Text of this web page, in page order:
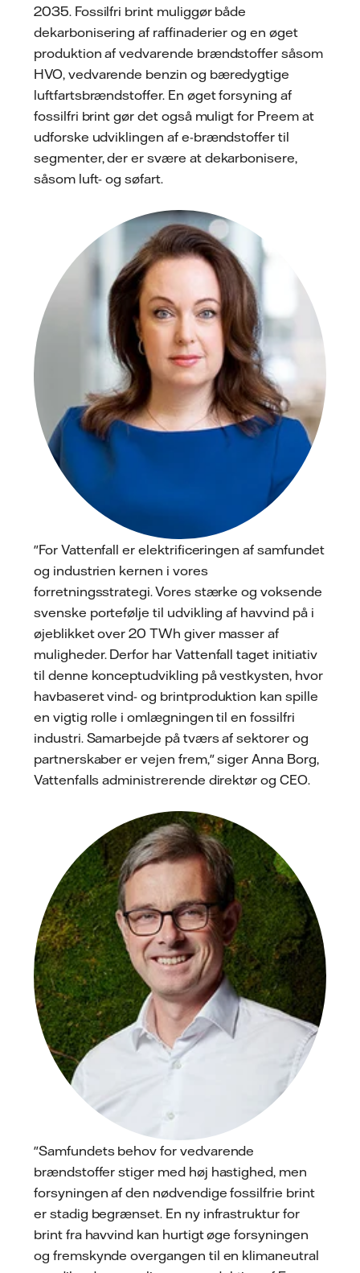
2035. Fossilfri brint muliggør både
dekarbonisering af raffinaderier og en øget
produktion af vedvarende brændstoffer såsom
HVO, vedvarende benzin og bæredygtige
luftfartsbrændstoffer. En øget forsyning af
fossilfri brint gør det også muligt for Preem at
udforske udviklingen af e-brændstoffer til
segmenter, der er svære at dekarbonisere,
såsom luft- og søfart.
"For Vattenfall er elektrificeringen af samfundet
og industrien kernen i vores
forretningsstrategi. Vores stærke og voksende
svenske portefølje til udvikling af havvind på i
øjeblikket over 20 TWh giver masser af
muligheder. Derfor har Vattenfall taget initiativ
til denne konceptudvikling på vestkysten, hvor
havbaseret vind- og brintproduktion kan spille
en vigtig rolle i omlægningen til en fossilfri
industri. Samarbejde på tværs af sektorer og
partnerskaber er vejen frem," siger Anna Borg,
Vattenfalls administrerende direktør og CEO.
"Samfundets behov for vedvarende
brændstoffer stiger med høj hastighed, men
forsyningen af den nødvendige fossilfrie brint
er stadig begrænset. En ny infrastruktur for
brint fra havvind kan hurtigt øge forsyningen
og fremskynde overgangen til en klimaneutral